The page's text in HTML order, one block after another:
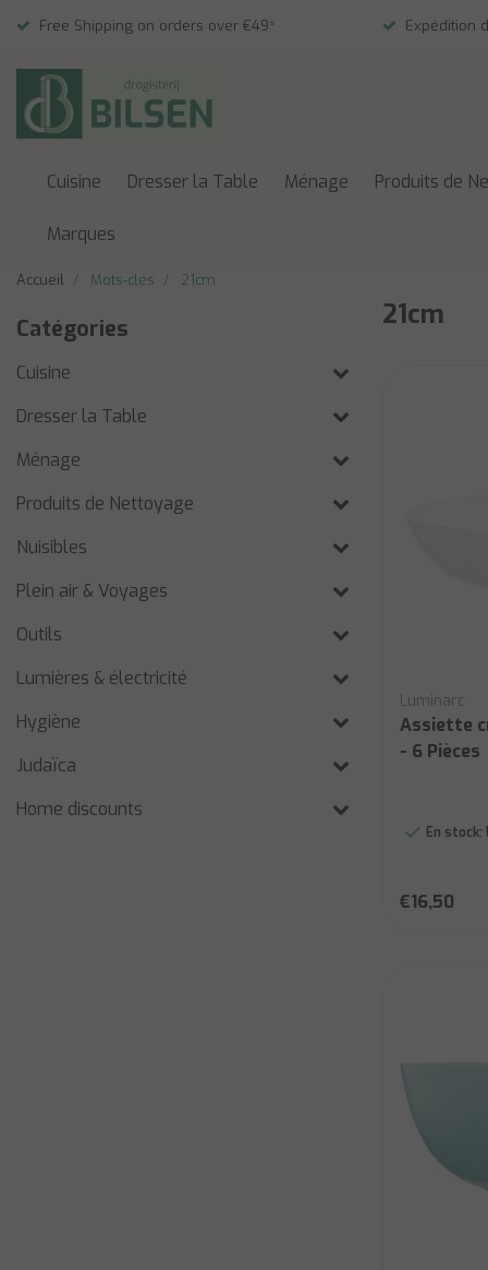
Free Shipping on orders over €49* Expédition
Cuisine Dresser la Table Ménage Produits de
Marques
Accueil Mots-clés 21cm
Catégories
Cuisine
Dresser la Table
Ménage
Produits de Nettoyage
Nuisibles
Plein air & Voyages
Outils
Lumières & électricité
Hygiène
Judaïca
Home discounts
21cm
Luminarc
Assiette
- 6 Pièces
En stock:
€16,50